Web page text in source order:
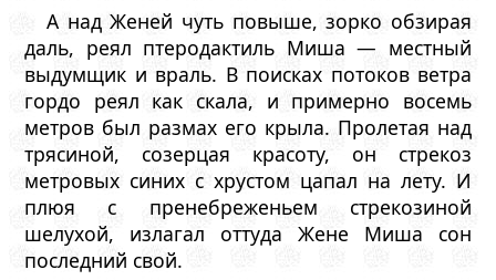
А над Женей чуть повыше, зорко обзирая
даль, реял птеродактиль Миша — местный
выдумщик и враль. В поисках потоков ветра
гордо реял как скала, и примерно восемь
метров был размах его крыла. Пролетая над
трясиной, созерцая красоту, он стрекоз
метровых синих с хрустом цапал на лету. И
плюя с пренебреженьем стрекозиной
шелухой, излагал оттуда Жене Миша сон
последний свой.